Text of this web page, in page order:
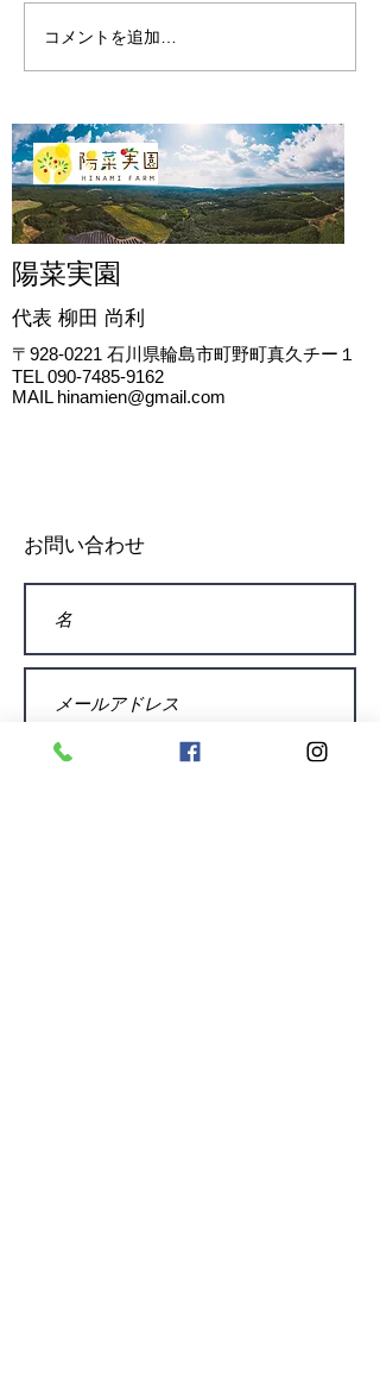
コメントを追加…
陽菜実園
代表 柳田 尚利
〒928-0221 石川県輪島市町野町真久チー１
TEL090-7485-9162
MAIL hinamien@gmail.com
お問い合わせ